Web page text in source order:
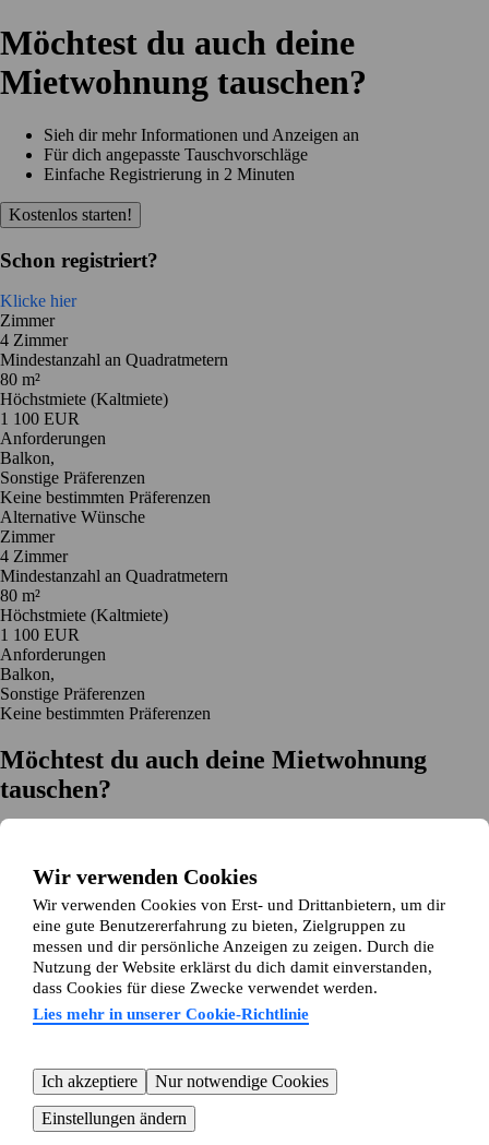
Wir verwenden Cookies
Wir verwenden Cookies von Erst- und Drittanbietern, um dir
eine gute Benutzererfahrung zu bieten, Zielgruppen zu
messen und dir persönliche Anzeigen zu zeigen. Durch die
Nutzung der Website erklärst du dich damit einverstanden,
dass Cookies für diese Zwecke verwendet werden.
Lies mehr in unserer Cookie-Richtlinie
Ich akzeptiere
Nur notwendige Cookies
Einstellungen ändern
Möchtest du auch deine
Mietwohnung tauschen?
Sieh dir mehr Informationen und Anzeigen an
Für dich angepasste Tauschvorschläge
Einfache Registrierung in 2 Minuten
Kostenlos starten!
Schon registriert?
Klicke hier
Zimmer
4 Zimmer
Mindestanzahl an Quadratmetern
80 m²
Höchstmiete (Kaltmiete)
1 100 EUR
Anforderungen
Balkon,
Sonstige Präferenzen
Keine bestimmten Präferenzen
Alternative Wünsche
Zimmer
4 Zimmer
Mindestanzahl an Quadratmetern
80 m²
Höchstmiete (Kaltmiete)
1 100 EUR
Anforderungen
Balkon,
Sonstige Präferenzen
Keine bestimmten Präferenzen
Möchtest du auch deine Mietwohnung
tauschen?
Einfache Registrierung in 2 Minuten
Jetzt gratis loslegen
Loslegen
Jetzt gratis loslegen Anzeigen suchenAnmelden
Mehr lesen
Neuigkeiten und Tipps
Über Wohnungsswap.de
Kundenservice
Hilfe
E-Mail-Adresse:info@wohnungsswap.de